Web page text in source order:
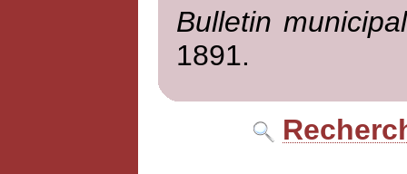
Bulletin
1891.